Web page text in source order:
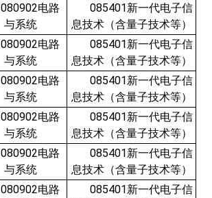
080902电路
与系统
085401新一代电子信
息技术（含量子技术等）
080902电路
与系统
085401新一代电子信
息技术（含量子技术等）
080902电路
与系统
085401新一代电子信
息技术（含量子技术等）
080902电路
与系统
085401新一代电子信
息技术（含量子技术等）
080902电路
与系统
085401新一代电子信
息技术（含量子技术等）
080902电路
085401新一代电子信